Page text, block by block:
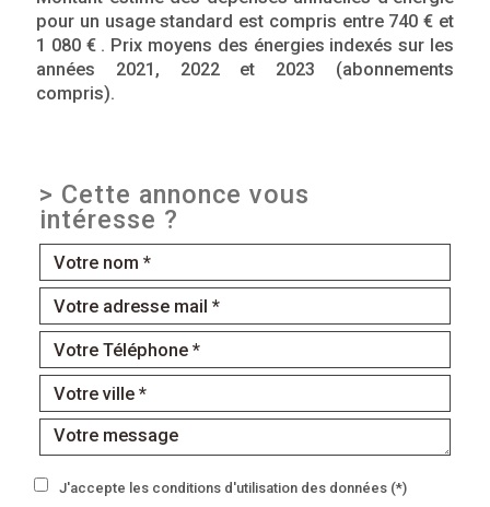
pour un usage standard est compris entre 740 € et
1 080 € . Prix moyens des énergies indexés sur les
années 2021, 2022 et 2023 (abonnements
compris).
> Cette annonce vous
intéresse ?
J'accepte les conditions d'utilisation des données (*)